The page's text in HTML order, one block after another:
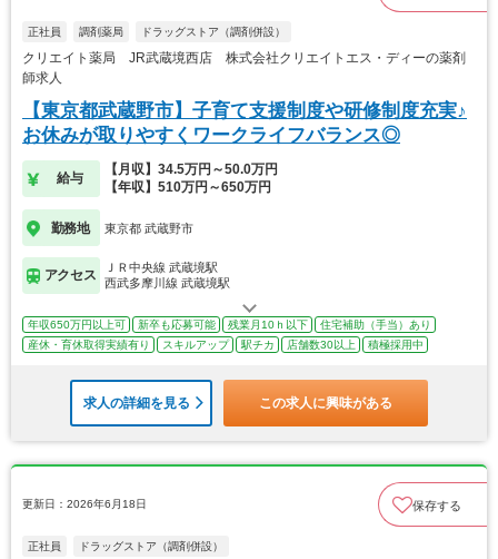
正社員 調剤薬局 ドラッグストア（調剤併設）
クリエイト薬局 JR武蔵境西店 株式会社クリエイトエス・ディーの薬剤
師求人
【東京都武蔵野市】子育て支援制度や研修制度充実♪
お休みが取りやすくワークライフバランス◎
給与
【月収】34.5万円～50.0万円
【年収】510万円～650万円
勤務地 東京都 武蔵野市
アクセス
ＪＲ中央線 武蔵境駅
西武多摩川線 武蔵境駅
年収650万円以上可 新卒も応募可能 残業月10ｈ以下
住宅補助（手当）あり
産休・育休取得実績有り
スキルアップ 駅チカ 店舗数30以上 積極採用中
求人の詳細を見る この求人に興味がある
更新日：2026年6月18日 保存する
正社員 ドラッグストア（調剤併設）